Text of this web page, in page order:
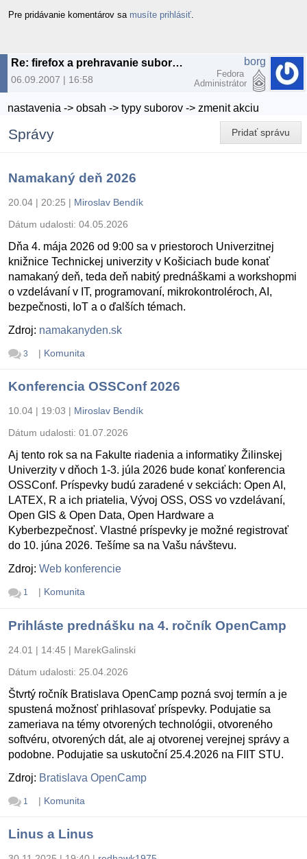
Pre pridávanie komentárov sa musíte prihlásiť
Re: firefox a prehravanie suborov
06.09.2007 | 16:58
borg
Fedora
Administrátor
nastavenia -> obsah -> typy suborov -> zmenit akciu
Pridať správu
Správy
Namakaný deň 2026
20.04 | 20:25 | Miroslav Bendík
Dátum udalosti: 04.05.2026
Dňa 4. mája 2026 od 9:00 sa v priestoroch Univerzitnej
knižnice Technickej univerzity v Košiciach bude konať
namakaný deň, teda deň nabitý prednáškami a workshopmi
o vzdelávaní v IT, programovaní, mikrokontroléroch, AI,
bezpečnosti, IoT a o ďalších témach.
Zdroj: namakanyden.sk
3 | Komunita
Konferencia OSSConf 2026
10.04 | 19:03 | Miroslav Bendík
Dátum udalosti: 01.07.2026
Aj tento rok sa na Fakulte riadenia a informatiky Žilinskej
Univerzity v dňoch 1-3. júla 2026 bude konať konferencia
OSSConf. Príspevky budú zaradené v sekciách: Open AI,
LATEX, R a ich priatelia, Vývoj OSS, OSS vo vzdelávaní,
Open GIS & Open Data, Open Hardware a
Kyberbezpečnosť. Vlastné príspevky je možné registrovať
do 10. júna 2026. Tešíme sa na Vašu návštevu.
Zdroj: Web konferencie
1 | Komunita
Prihláste prednášku na 4. ročník OpenCamp
24.01 | 14:45 | MarekGalinski
Dátum udalosti: 25.04.2026
Štvrtý ročník Bratislava OpenCamp pozná svoj termín a je
spustená možnosť prihlasovať príspevky. Podujatie sa
zameriava na témy otvorených technológii, otvoreného
softvéru, otvorených dát, ale aj otvorenej verejnej správy a
podobne. Podujatie sa uskutoční 25.4.2026 na FIIT STU.
Zdroj: Bratislava OpenCamp
1 | Komunita
Linus a Linus